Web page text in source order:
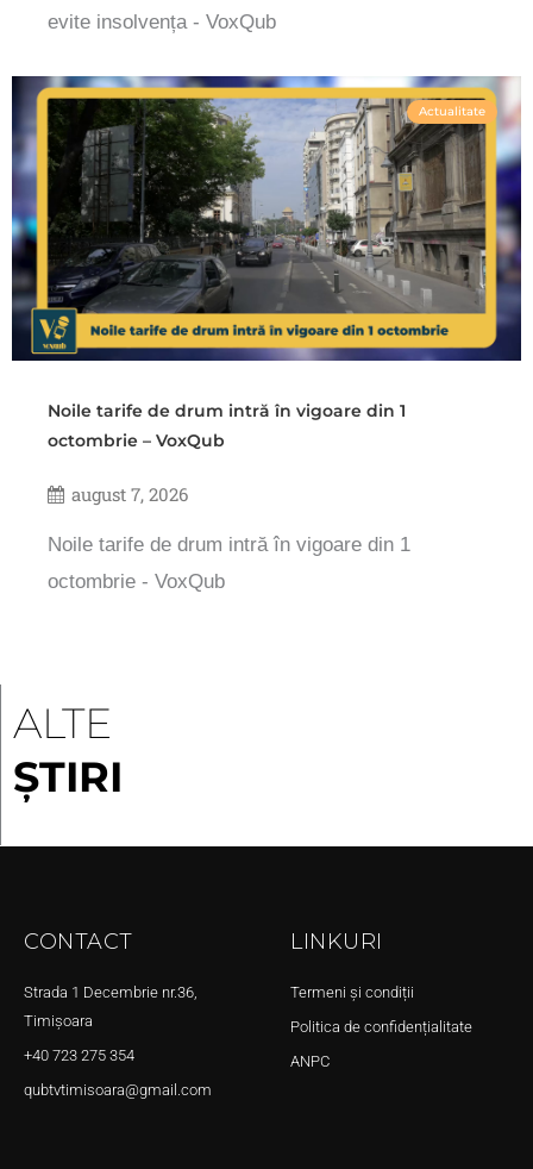
evite insolvența - VoxQub
Actualitate
Noile tarife de drum intră în vigoare din 1
octombrie – VoxQub
august 7, 2026
Noile tarife de drum intră în vigoare din 1
octombrie - VoxQub
ALTE
ȘTIRI
CONTACT
Strada 1 Decembrie nr.36,
Timișoara
+40 723 275 354
qubtvtimisoara@gmail.com
LINKURI
Termeni și condiții
Politica de confidențialitate
ANPC